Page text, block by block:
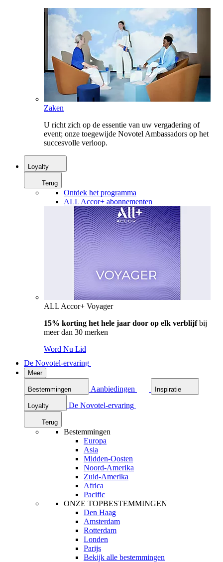
Zaken
U richt zich op de essentie van uw vergadering of
event; onze toegewijde Novotel Ambassadors op het
succesvolle verloop.
Loyalty
Terug
Ontdek het programma
ALL Accor+ abonnementen
ALL Accor+ Voyager
15% korting het hele jaar door op elk verblijfbij
meer dan 30 merken
Word Nu Lid
De Novotel-ervaring
Meer
Bestemmingen Aanbiedingen Inspiratie
Loyalty De Novotel-ervaring
Terug
Bestemmingen
Europa
Asia
Midden-Oosten
Noord-Amerika
Zuid-Amerika
Africa
Pacific
ONZE TOPBESTEMMINGEN
Den Haag
Amsterdam
Rotterdam
Londen
Parijs
Bekijk alle bestemmingen